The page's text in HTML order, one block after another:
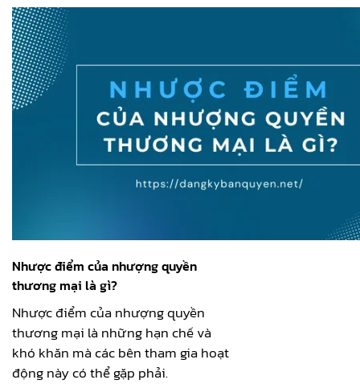
Nhược điểm của nhượng quyền
thương mại là gì?
Nhược điểm của nhượng quyền
thương mại là những hạn chế và
khó khăn mà các bên tham gia hoạt
động này có thể gặp phải.